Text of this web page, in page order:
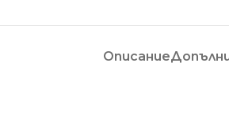
Описание